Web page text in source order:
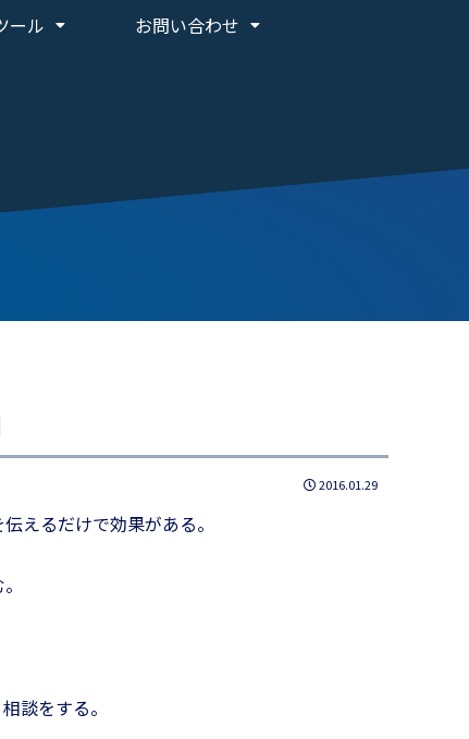
ール お問い合わせ
2016.01.29
えるだけで効果がある。
談をする。